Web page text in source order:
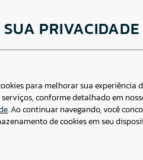
SUA PRIVACIDADE
para melhorar sua experiência
serviços, conforme detalhado em
. Ao continuar navegando, você
de cookies em seu